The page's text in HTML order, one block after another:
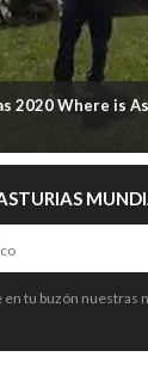
2020 Where is
tu buzón nuestras